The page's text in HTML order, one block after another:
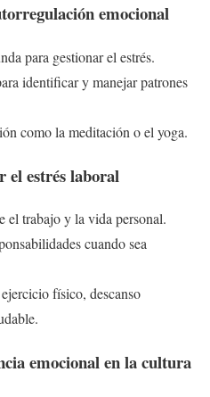
emocional
para gestionar el estrés.
identificar y manejar patrones
como la meditación o el yoga.
el estrés laboral
el trabajo y la vida personal.
cuando sea
físico, descanso
emocional en la cultura